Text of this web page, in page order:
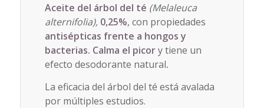
Aceite del árbol del té (Melaleuca
alternifolia), 0,25%, con propiedades
antisépticas frente a hongos y
bacterias. Calma el picory tiene un
efecto desodorante natural.
La eficacia del árbol del té está avalada
por múltiples estudios.